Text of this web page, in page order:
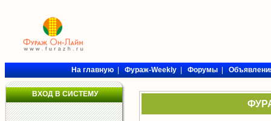
На главную|Фураж-Weekly|Форумы|
ВХОД В СИСТЕМУ